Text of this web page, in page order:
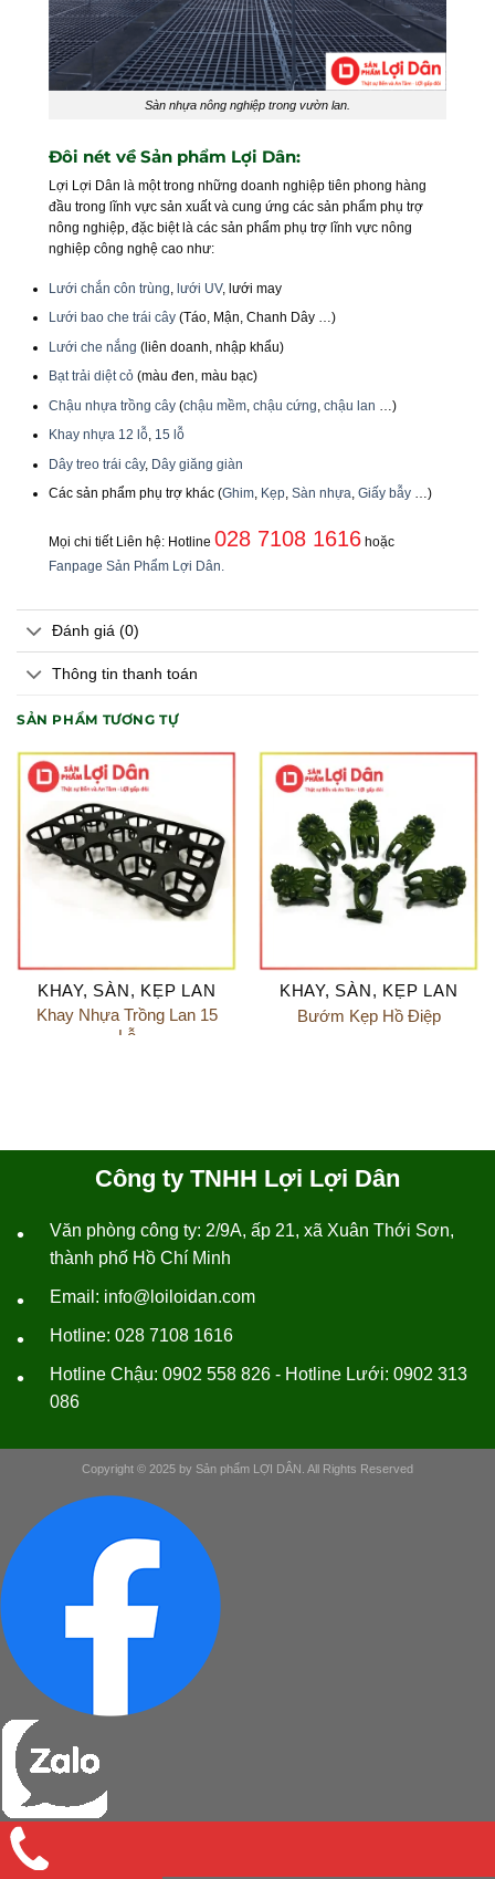
Sàn nhựa nông nghiệp trong vườn lan.
Đôi nét về Sản phẩm Lợi Dân:
Lợi Lợi Dân là một trong những doanh nghiệp tiên phong hàng
đầu trong lĩnh vực sản xuất và cung ứng các sản phẩm phụ trợ
nông nghiệp, đặc biệt là các sản phẩm phụ trợ lĩnh vực nông
nghiệp công nghệ cao như:
Lưới chắn côn trùng lưới UV, lưới may
Lưới bao che trái cây(Táo, Mận, Chanh Dây …)
Lưới che nắng (liên doanh, nhập khẩu)
Bạt trải diệt cỏ(màu đen, màu bạc)
Chậu nhựa trồng cây(chậu mềm, chậu cứng chậu lan …)
Khay nhựa 12 lỗ, 15 lỗ
Dây treo trái cây, Dây giăng giàn
Các sản phẩm phụ trợ khác (Ghim, Kẹp, Sàn nhựa, Giấy bẫy…)
Mọi chi tiết Liên hệ: Hotline 028 7108 1616hoặc
Fanpage Sản Phẩm Lợi Dân.
Đánh giá (0)
Thông tin thanh toán
SẢN PHẨM TƯƠNG TỰ
KHAY, SÀN, KẸP LAN
Khay Nhựa Trồng Lan 15
Lỗ
KHAY, SÀN, KẸP LAN
Bướm Kẹp Hồ Điệp
Công ty TNHH Lợi Lợi Dân
•
Văn phòng công ty: 2/9A, ấp 21, xã Xuân Thới Sơn,
thành phố Hồ Chí Minh
• Email: info@loiloidan.com
• Hotline: 028 7108 1616
•
Hotline Chậu: 0902 558 826 - Hotline Lưới: 0902 313
086
Copyright © 2025 by Sản phẩm LỢI DÂN. All Rights Reserved